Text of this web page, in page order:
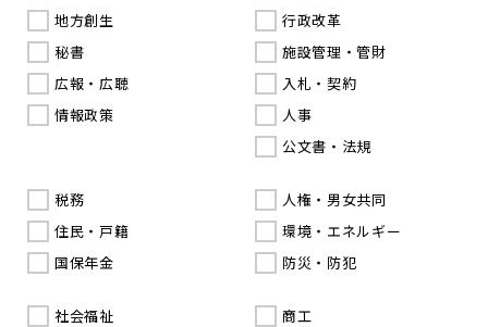
地方創生
秘書
広報・広聴
情報政策
行政改革
施設管理・管財
入札・契約
人事
公文書・法規
税務
住民・戸籍
国保年金
人権・男女共同
環境・エネルギー
防災・防犯
社会福祉
商工